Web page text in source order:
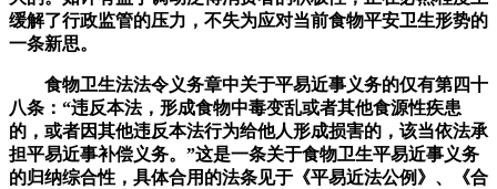
缓解了行政监管的压力，不失为应对当前食物平安卫生形势的
一条新思。
食物卫生法法令义务章中关于平易近事义务的仅有第四十
八条：“违反本法，形成食物中毒变乱或者其他食源性疾患
的，或者因其他违反本法行为给他人形成损害的，该当依法承
担平易近事补偿义务。”这是一条关于食物卫生平易近事义务
的归纳综合性，具体合用的法条见于《平易近法公例》、《合